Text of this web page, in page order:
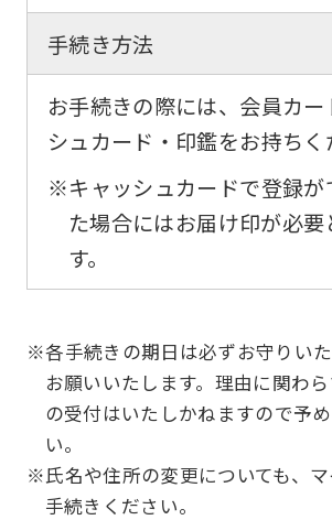
手続き方法
お手続きの際には、会員カー
シュカード・印鑑をお持ちく
※キャッシュカードで登録が
た場合にはお届け印が必要
す。
※各手続きの期日は必ずお守りいた
お願いいたします。理由に関わ
の受付はいたしかねますので予
い。
※氏名や住所の変更についても、
手続きください。
original
ask
that
this
before
the